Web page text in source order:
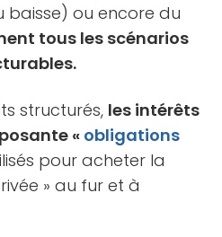
baisse) ou encore du
tous les scénarios
structurés, les intérêts
« obligations
pour acheter la
» au fur et à